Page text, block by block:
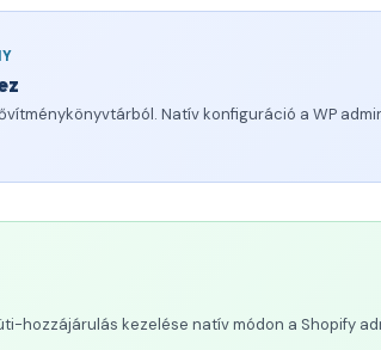
Natív konfiguráció a WP
hozzájárulás kezelése natív módon a Shopify